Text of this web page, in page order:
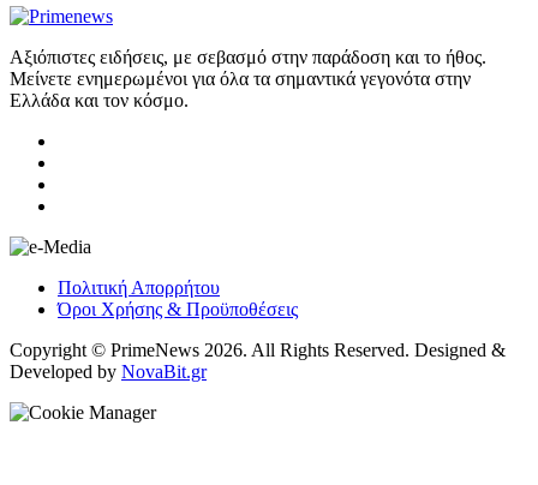
Αξιόπιστες ειδήσεις, με σεβασμό στην παράδοση και το ήθος.
Μείνετε ενημερωμένοι για όλα τα σημαντικά γεγονότα στην
Ελλάδα και τον κόσμο.
Πολιτική Απορρήτου
Όροι Χρήσης & Προϋποθέσεις
Copyright © PrimeNews 2026. All Rights Reserved. Designed &
Developed by NovaBit.gr